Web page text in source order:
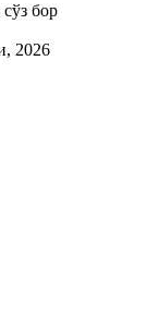
сўз бор
2026